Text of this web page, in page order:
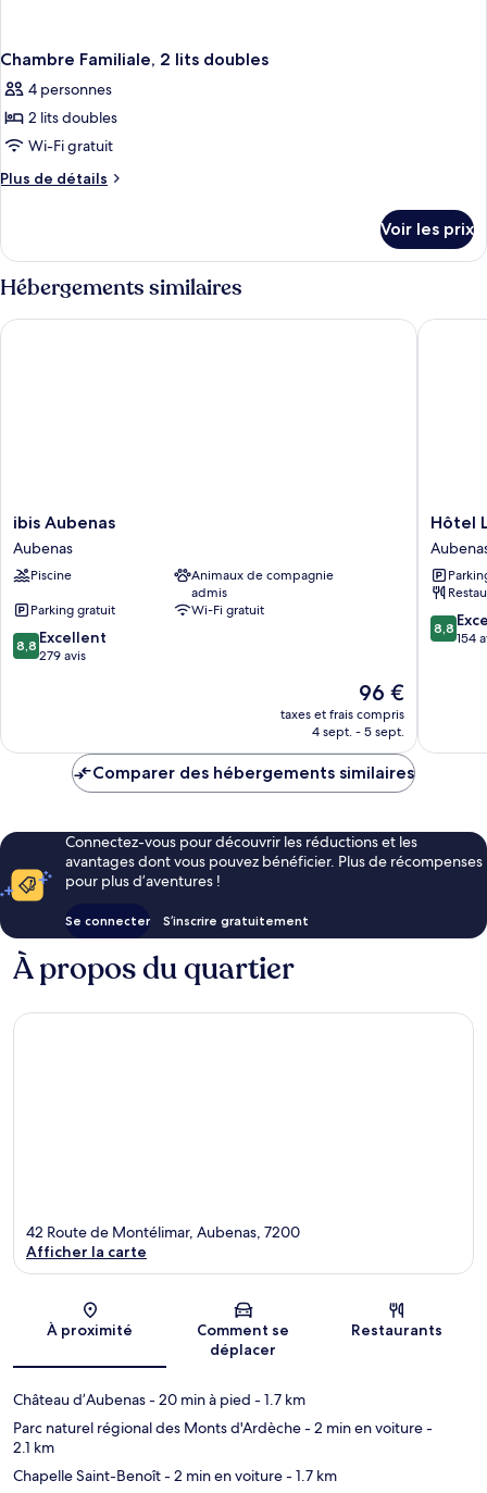
Chambre Familiale, 2 lits doubles
4 personnes
2 lits doubles
Wi-Fi gratuit
Plus de détails
Plus
le
type
de
chambre
Chambre
Voir les prix
Hébergements similaires
ibis
Aubenas
Aubenas
ibis Aubenas
Aubenas
Piscine
Animaux de compagnie
admis
Parking gratuit
Wi-Fi gratuit
8.8
sur
8,8 Excellent
279 avis
Le
nouveau
prix
de
96 €
taxes et frais compris
4 sept. - 5 sept.
ibis Aubenas
Hôtel
Le
Ponson
Hôtel
8.8
sur
8,8
154
Hôtel
Comparer des hébergements similaires
Connectez-vous pour découvrir les réductions et les
avantages dont vous pouvez bénéficier. Plus de récompenses
pour plus d’aventures !
Se connecter S’inscrire gratuitement
À propos du quartier
Carte
42 Route de Montélimar, Aubenas, 7200
Afficher la carte
À proximité
Comment se
déplacer
Restaurants
Château d’Aubenas- 20 min à pied - 1.7 km
Parc naturel régional des Monts d'Ardèche- 2 min en voiture-
2.1 km
Chapelle Saint-Benoît- 2 min en voiture- 1.7 km